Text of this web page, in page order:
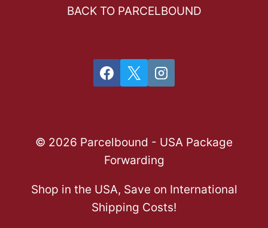
BACK TO PARCELBOUND
© 2026 Parcelbound - USA Package
Forwarding
Shop in the USA, Save on International
Shipping Costs!